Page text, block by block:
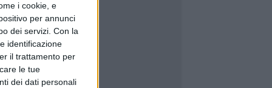
i cookie, e
per annunci
dei servizi. Con la
identificazione
il trattamento per
le tue
dei dati personali